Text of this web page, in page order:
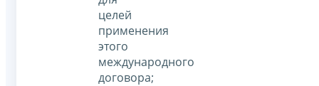
целей
применения
этого
международного
договора;